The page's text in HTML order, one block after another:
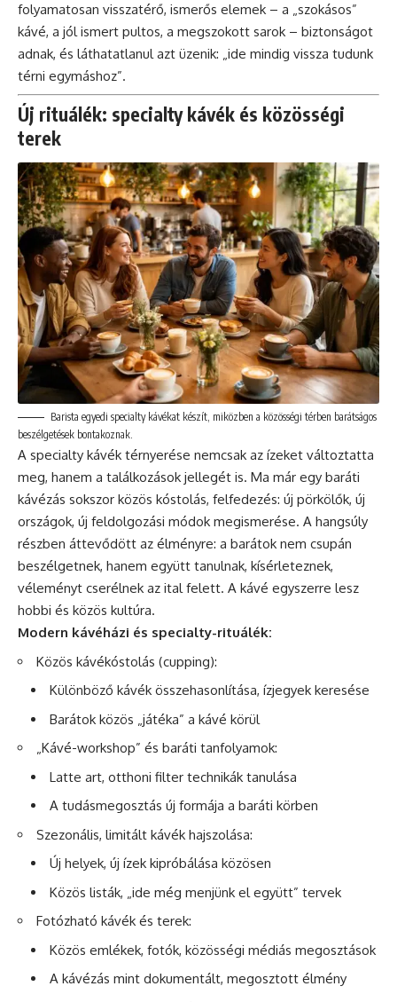
folyamatosan visszatérő, ismerős elemek – a „szokásos”
kávé, a jól ismert pultos, a megszokott sarok – biztonságot
adnak, és láthatatlanul azt üzenik: „ide mindig vissza tudunk
térni egymáshoz”.
Új rituálék: specialty kávék és közösségi
terek
Barista egyedi specialty kávékat készít, miközben a közösségi térben barátságos
beszélgetések bontakoznak.
A specialty kávék térnyerése nemcsak az ízeket változtatta
meg, hanem a találkozások jellegét is. Ma már egy baráti
kávézás sokszor közös kóstolás, felfedezés: új pörkölők, új
országok, új feldolgozási módok megismerése. A hangsúly
részben áttevődött az élményre: a barátok nem csupán
beszélgetnek, hanem együtt tanulnak, kísérleteznek,
véleményt cserélnek az ital felett. A kávé egyszerre lesz
hobbi és közös kultúra.
Modern kávéházi és specialty-rituálék:
Közös kávékóstolás (cupping):
Különböző kávék összehasonlítása, ízjegyek keresése
Barátok közös „játéka” a kávé körül
„Kávé-workshop” és baráti tanfolyamok:
Latte art, otthoni filter technikák tanulása
A tudásmegosztás új formája a baráti körben
Szezonális, limitált kávék hajszolása:
Új helyek, új ízek kipróbálása közösen
Közös listák, „ide még menjünk el együtt” tervek
Fotózható kávék és terek:
Közös emlékek, fotók, közösségi médiás megosztások
A kávézás mint dokumentált, megosztott élmény